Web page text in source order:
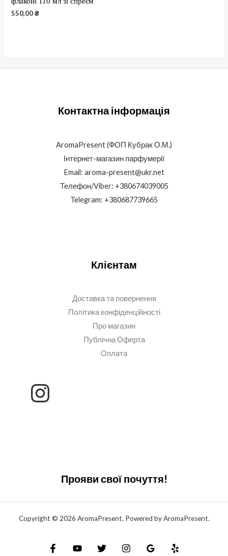
550,00₴
Контактна інформація
AromaPresent (ФОП Кубрак О.М.)
Інтернет-магазин парфумерії
Email: aroma-present@ukr.net
Телефон/Viber: +380674039005
Telegram: +380687739665
Клієнтам
Доставка та повернення
Політика конфіденційності
Про магазин
Публічна Оферта
Оплата
Прояви свої почуття!
Copyright © 2026 AromaPresent. Powered by AromaPresent.